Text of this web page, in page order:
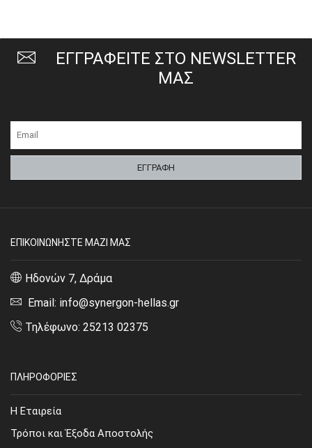
ΕΓΓΡΑΦΕΙΤΕ ΣΤΟ NEWSLETTER
ΜΑΣ
ΕΠΙΚΟΙΝΩΝΗΣΤΕ ΜΑΖΙ ΜΑΣ
Ηδονών 7, Δράμα
Email: info@synergon-hellas.gr
Τηλέφωνο: 25213 02375
ΠΛΗΡΟΦΟΡΙΕΣ
Η Εταιρεία
Τρόποι και Έξοδα Αποστολής